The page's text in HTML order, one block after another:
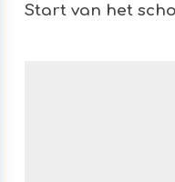
Start van het